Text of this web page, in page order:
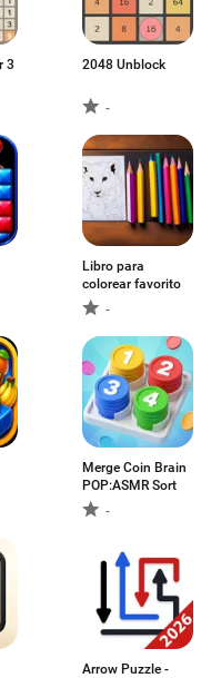
3
2048 Unblock
-
Libro para
colorear favorito
-
Merge Coin Brain
POP:ASMR Sort
-
Arrow Puzzle -